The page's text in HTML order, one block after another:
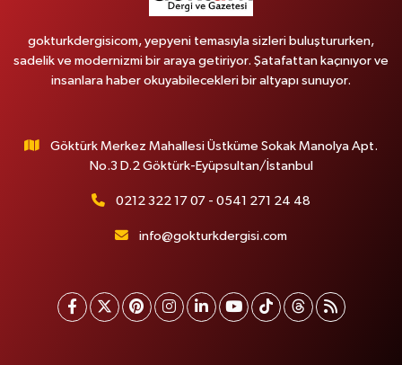
gokturkdergisicom, yepyeni temasıyla sizleri buluştururken,
sadelik ve modernizmi bir araya getiriyor. Şatafattan kaçınıyor ve
insanlara haber okuyabilecekleri bir altyapı sunuyor.
Göktürk Merkez Mahallesi Üstküme Sokak Manolya Apt.
No.3 D.2 Göktürk-Eyüpsultan/İstanbul
0212 322 17 07 - 0541 271 24 48
info@gokturkdergisi.com